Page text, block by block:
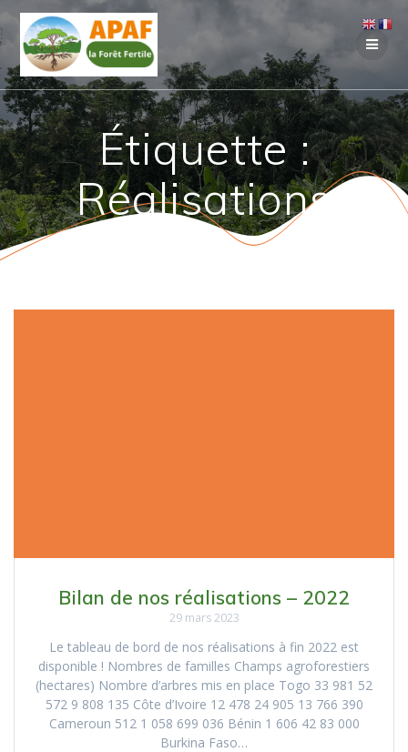
Étiquette :
Réalisations
Bilan de nos réalisations – 2022
29 mars 2023
Le tableau de bord de nos réalisations à fin 2022 est
disponible ! Nombres de familles Champs agroforestiers
(hectares) Nombre d’arbres mis en place Togo 33 981 52
572 9 808 135 Côte d’Ivoire 12 478 24 905 13 766 390
Cameroun 512 1 058 699 036 Bénin 1 606 42 83 000
Burkina Faso…